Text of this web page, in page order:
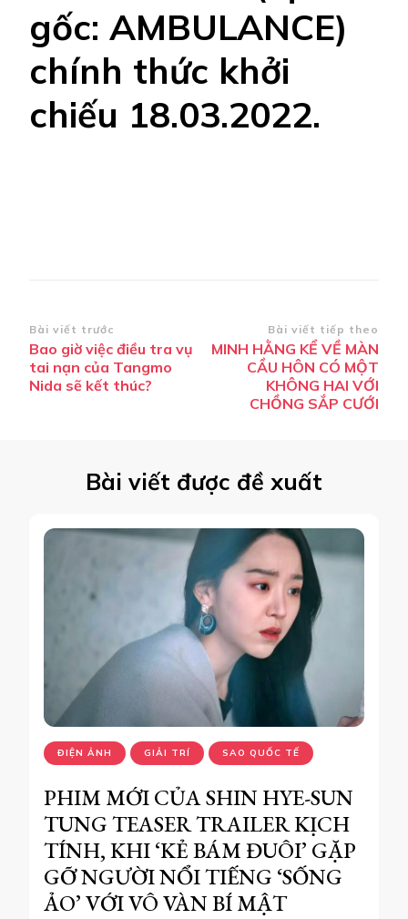
gốc: AMBULANCE)
chính thức khởi
chiếu 18.03.2022.
Điều
hướng
bài
Bài viết trước
Bao giờ việc điều tra vụ
tai nạn của Tangmo
Nida sẽ kết thúc?
Bài viết tiếp theo
MINH HẰNG KỂ VỀ MÀN
CẦU HÔN CÓ MỘT
KHÔNG HAI VỚI
CHỒNG SẮP CƯỚI
Bài viết được đề xuất
ĐIỆN ẢNH GIẢI TRÍ SAO QUỐC TẾ
PHIM MỚI CỦA SHIN HYE-SUN
TUNG TEASER TRAILER KỊCH
TÍNH, KHI ‘KẺ BÁM ĐUÔI’ GẶP
GỠ NGƯỜI NỔI TIẾNG ‘SỐNG
ẢO’ VỚI VÔ VÀN BÍ MẬT